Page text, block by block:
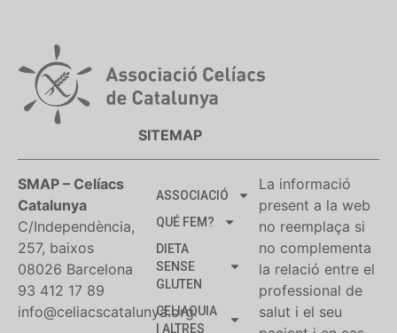
SMAP – Celíacs
Catalunya
C/Independència,
257, baixos
08026 Barcelona
93 412 17 89
info@celiacscatalunya.org
SITEMAP
ASSOCIACIÓ
QUÉ FEM?
DIETA
SENSE
GLUTEN
CELIAQUIA
I ALTRES
La informació
present a la web
no reemplaça si
no complementa
la relació entre el
professional de
salut i el seu